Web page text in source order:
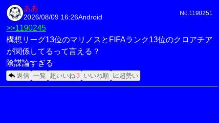
ああ
2026/08/09 16:26Android
No.1190251
>>1190245
構想リーグ13位のマリノスとFIFAランク13位のクロアチア
が関係してるって言える？
陰謀論すぎる
返信 一覧 超いいね3 いいね順 📈超勢い